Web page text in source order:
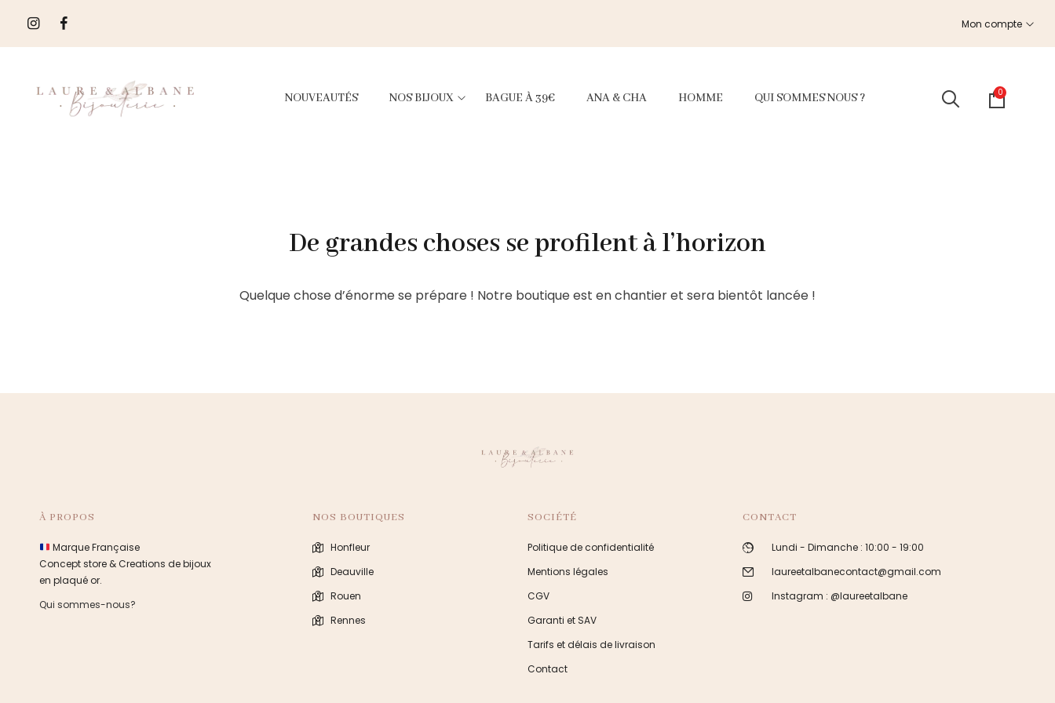
Mon compte
NOUVEAUTÉS NOS BIJOUX BAGUE À 39€ ANA & CHA HOMME QUI SOMMES NOUS ? 0
De grandes choses se profilent à l’horizon
Quelque chose d’énorme se prépare ! Notre boutique est en chantier et sera bientôt lancée !
À PROPOS
Marque Française
Concept store & Creations de bijoux
en plaqué or.
Qui sommes-nous?
NOS BOUTIQUES
Honfleur
Deauville
Rouen
Rennes
SOCIÉTÉ
Politique de confidentialité
Mentions légales
CGV
Garanti et SAV
Tarifs et délais de livraison
Contact
CONTACT
Lundi - Dimanche : 10:00 - 19:00
laureetalbanecontact@gmail.com
Instagram : @laureetalbane